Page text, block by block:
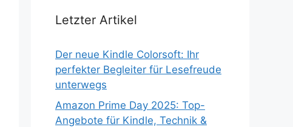
Letzter Artikel
Der neue Kindle Colorsoft: Ihr
perfekter Begleiter für Lesefreude
unterwegs
Amazon Prime Day 2025: Top-
Angebote für Kindle, Technik &